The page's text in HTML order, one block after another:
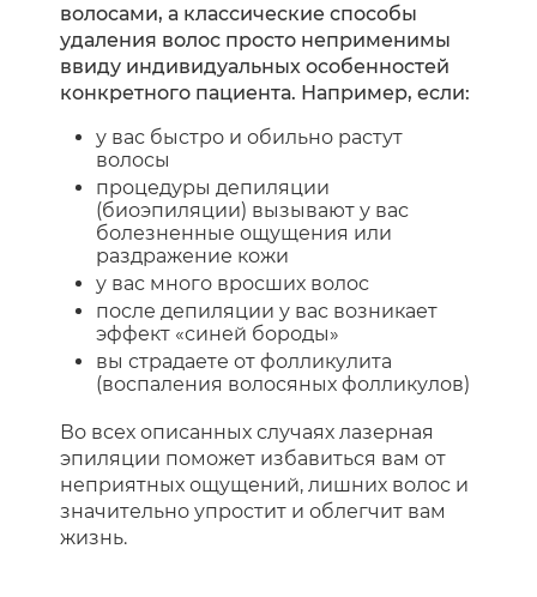
волосами, а классические способы
удаления волос просто неприменимы
ввиду индивидуальных особенностей
конкретного пациента. Например, если:
у вас быстро и обильно растут
волосы
процедуры депиляции
(биоэпиляции) вызывают у вас
болезненные ощущения или
раздражение кожи
у вас много вросших волос
после депиляции у вас возникает
эффект «синей бороды»
вы страдаете от фолликулита
(воспаления волосяных фолликулов)
Во всех описанных случаях лазерная
эпиляции поможет избавиться вам от
неприятных ощущений, лишних волос и
значительно упростит и облегчит вам
жизнь.